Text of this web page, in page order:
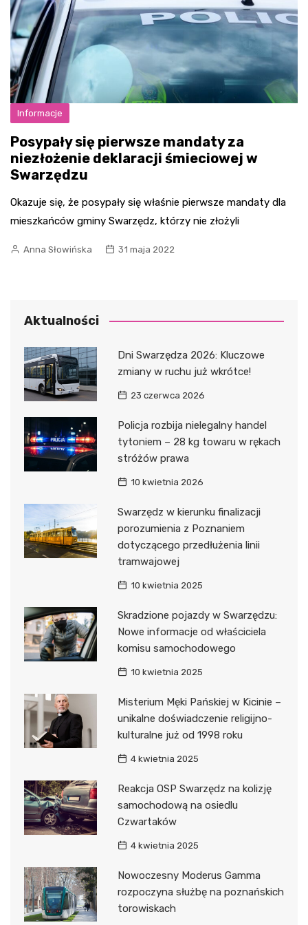
Informacje
Posypały się pierwsze mandaty za
niezłożenie deklaracji śmieciowej w
Swarzędzu
Okazuje się, że posypały się właśnie pierwsze mandaty dla
mieszkańców gminy Swarzędz, którzy nie złożyli
Anna Słowińska 31 maja 2022
Aktualności
Dni Swarzędza 2026: Kluczowe
zmiany w ruchu już wkrótce!
23 czerwca 2026
Policja rozbija nielegalny handel
tytoniem – 28 kg towaru w rękach
stróżów prawa
10 kwietnia 2026
Swarzędz w kierunku finalizacji
porozumienia z Poznaniem
dotyczącego przedłużenia linii
tramwajowej
10 kwietnia 2025
Skradzione pojazdy w Swarzędzu:
Nowe informacje od właściciela
komisu samochodowego
10 kwietnia 2025
Misterium Męki Pańskiej w Kicinie –
unikalne doświadczenie religijno-
kulturalne już od 1998 roku
4 kwietnia 2025
Reakcja OSP Swarzędz na kolizję
samochodową na osiedlu
Czwartaków
4 kwietnia 2025
Nowoczesny Moderus Gamma
rozpoczyna służbę na poznańskich
torowiskach